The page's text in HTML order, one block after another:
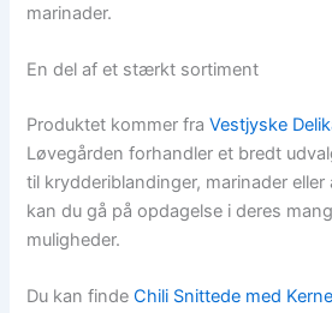
marinader.
En del af et stærkt sortiment
Produktet kommer fraVestjyske
Løvegården forhandler et bredt
til krydderiblandinger, marinader
kan du gå på opdagelse i deres
muligheder.
Du kan findeChili Snittede med